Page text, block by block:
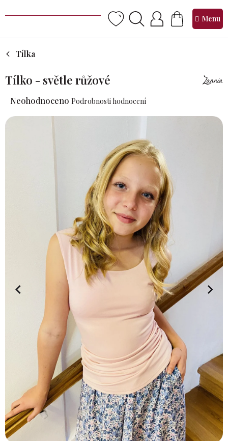
na
NÁKUPNÍ
KOŠÍK
Tílka
Tílko - světle růžové
Průměrné
produktu
Neohodnoceno Podrobnosti hodnocení